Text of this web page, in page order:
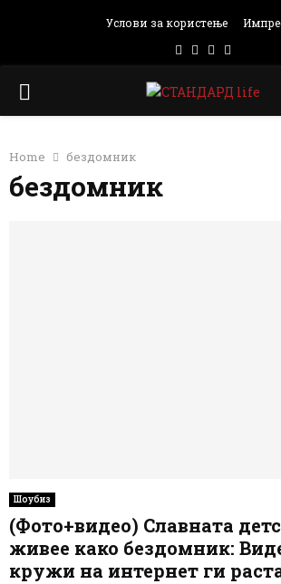
Услови за користење
Facebook
Instagram
Email
PRIMARY
Home бездомник
бездомник
Шоубиз
(Фото+видео) Славната
живее како бездомник:
кружи на интернет ги